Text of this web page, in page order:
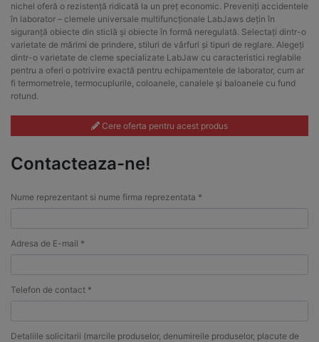
nichel oferă o rezistență ridicată la un preț economic. Preveniți accidentele
în laborator – clemele universale multifuncționale LabJaws dețin în
siguranță obiecte din sticlă și obiecte în formă neregulată. Selectați dintr-o
varietate de mărimi de prindere, stiluri de vârfuri și tipuri de reglare. Alegeți
dintr-o varietate de cleme specializate LabJaw cu caracteristici reglabile
pentru a oferi o potrivire exactă pentru echipamentele de laborator, cum ar
fi termometrele, termocuplurile, coloanele, canalele și baloanele cu fund
rotund.
Cere oferta pentru acest produs
Contacteaza-ne!
Nume reprezentant si nume firma reprezentata *
Adresa de E-mail *
Telefon de contact *
Detaliile solicitarii (marcile produselor, denumireile produselor, placute de